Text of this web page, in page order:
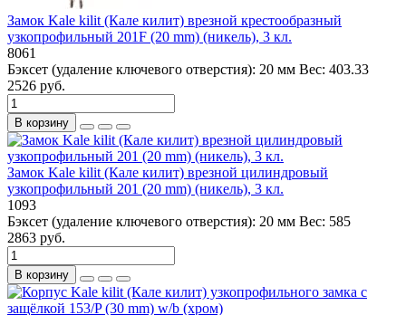
Замок Kale kilit (Кале килит) врезной крестообразный
узкопрофильный 201F (20 mm) (никель), 3 кл.
8061
Бэксет (удаление ключевого отверстия): 20 мм Вес: 403.33
2526 руб.
В корзину
Замок Kale kilit (Кале килит) врезной цилиндровый
узкопрофильный 201 (20 mm) (никель), 3 кл.
1093
Бэксет (удаление ключевого отверстия): 20 мм Вес: 585
2863 руб.
В корзину